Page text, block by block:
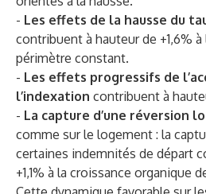
- Les effets de la hausse du
contribuent à hauteur de +1,6% à
périmètre constant.
- Les effets progressifs de
l’indexation contribuent à
- La capture d’une réversion
comme sur le logement : la
certaines indemnités de départ
+1,1% à la croissance organique